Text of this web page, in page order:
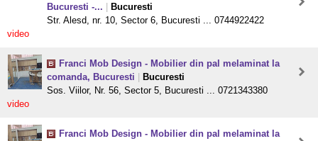
Bucuresti -...
Bucuresti
Str. Alesd, nr. 10, Sector 6, Bucuresti ... 0744922422
video
Franci Mob Design - Mobilier din pal melaminat la
comanda, Bucuresti
Bucuresti
Sos. Viilor, Nr. 56, Sector 5, Bucuresti ... 0721343380
video
Franci Mob Design - Mobilier din pal melaminat la